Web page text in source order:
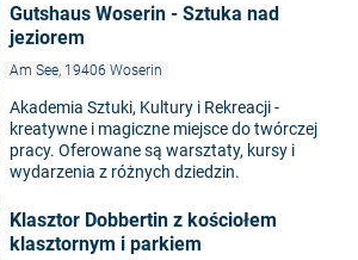
Gutshaus Woserin - Sztuka nad
jeziorem
Am See, 19406 Woserin
Akademia Sztuki, Kultury i Rekreacji -
kreatywne i magiczne miejsce do twórczej
pracy. Oferowane są warsztaty, kursy i
wydarzenia z różnych dziedzin.
Klasztor Dobbertin z kościołem
klasztornym i parkiem